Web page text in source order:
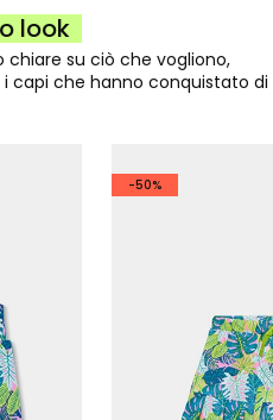
look
su ciò che vogliono,
capi che hanno conquistato di
-50%